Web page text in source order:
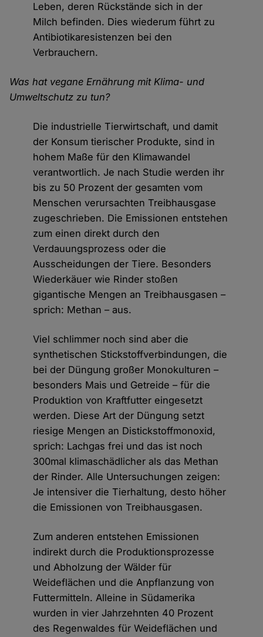
Leben, deren Rückstände sich in der
Milch befinden. Dies wiederum führt zu
Antibiotikaresistenzen bei den
Verbrauchern.
Was hat vegane Ernährung mit Klima- und
Umweltschutz zu tun?
Die industrielle Tierwirtschaft, und damit
der Konsum tierischer Produkte, sind in
hohem Maße für den Klimawandel
verantwortlich. Je nach Studie werden ihr
bis zu 50 Prozent der gesamten vom
Menschen verursachten Treibhausgase
zugeschrieben. Die Emissionen entstehen
zum einen direkt durch den
Verdauungsprozess oder die
Ausscheidungen der Tiere. Besonders
Wiederkäuer wie Rinder stoßen
gigantische Mengen an Treibhausgasen –
sprich: Methan – aus.
Viel schlimmer noch sind aber die
synthetischen Stickstoffverbindungen, die
bei der Düngung großer Monokulturen –
besonders Mais und Getreide – für die
Produktion von Kraftfutter eingesetzt
werden. Diese Art der Düngung setzt
riesige Mengen an Distickstoffmonoxid,
sprich: Lachgas frei und das ist noch
300mal klimaschädlicher als das Methan
der Rinder. Alle Untersuchungen zeigen:
Je intensiver die Tierhaltung, desto höher
die Emissionen von Treibhausgasen.
Zum anderen entstehen Emissionen
indirekt durch die Produktionsprozesse
und Abholzung der Wälder für
Weideflächen und die Anpflanzung von
Futtermitteln. Alleine in Südamerika
wurden in vier Jahrzehnten 40 Prozent
des Regenwaldes für Weideflächen und